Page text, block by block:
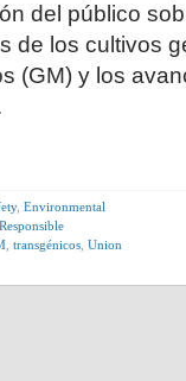
del público
de los cultivos
(GM) y los
, Environmental
transgénicos Union